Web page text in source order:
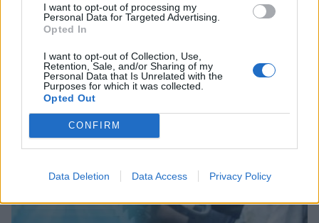
I want to opt-out of processing my
Personal Data for Targeted Advertising.
Opted In
I want to opt-out of Collection, Use,
Retention, Sale, and/or Sharing of my
Personal Data that Is Unrelated with the
Purposes for which it was collected.
Opted Out
CONFIRM
Data Deletion Data Access Privacy Policy
Θλίψη στην Πάτρα: Πέθανε στο Νοσοκομείο
«Άγιος Ανδρέας» βρέφος μόλις 8 ημερών
08/08/2026 09:34